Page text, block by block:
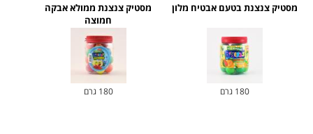
מסטיק צנצנת בטעם אבטיח מלון
180 גרם
מסטיק צנצנת ממולא אבקה
חמוצה
180 גרם